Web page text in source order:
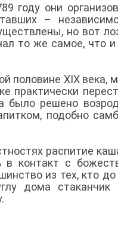
году они
–
но вот
то же самое, что и
половине XIX века,
практически
было решено
подобно
распитие
в контакт с
из тех, кто до
дома стаканчик